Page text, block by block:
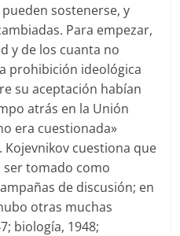
sostenerse, y
Para empezar,
y de los cuanta no
prohibición ideológica
su aceptación habían
atrás en la Unión
era cuestionada»
Kojevnikov cuestiona que
ser tomado como
de discusión; en
otras muchas
biología, 1948;